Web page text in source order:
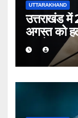
UTTARAKHAND
उत्तराखंड
अगस्त को
कांग्रेस का